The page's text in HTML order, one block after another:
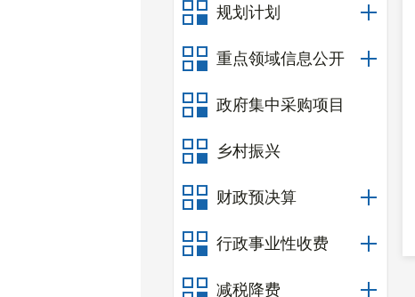
规划计划
重点领域信息公开
政府集中采购项目
乡村振兴
财政预决算
行政事业性收费
减税降费